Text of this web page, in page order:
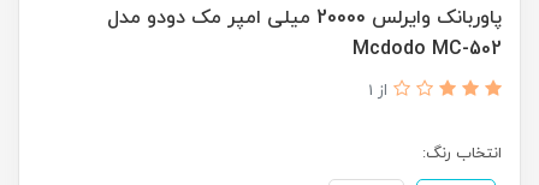
پاوربانک وایرلس 20000 میلی امپر مک دودو مدل
Mcdodo MC-502
از 1
انتخاب رنگ: